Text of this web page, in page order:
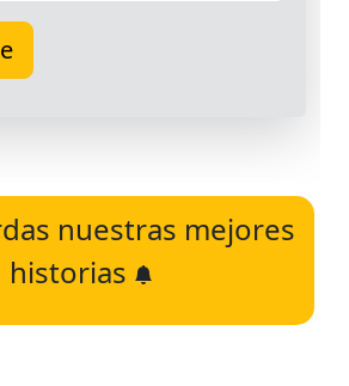
nuestras mejores
historias